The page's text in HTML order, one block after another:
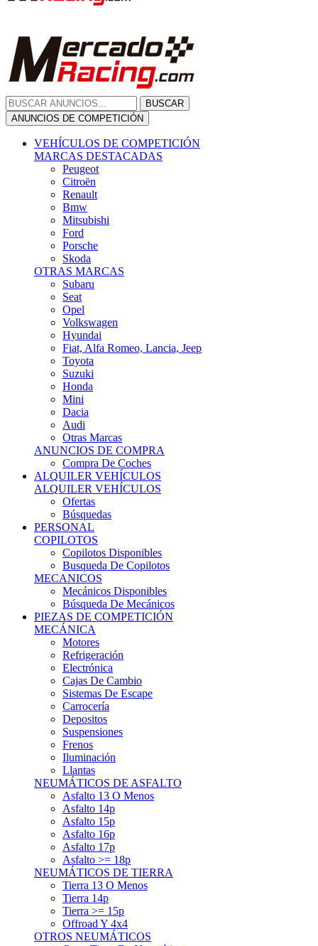
BUSCAR
ANUNCIOS DE COMPETICIÓN
VEHÍCULOS DE COMPETICIÓN
MARCAS DESTACADAS
Peugeot
Citroën
Renault
Bmw
Mitsubishi
Ford
Porsche
Skoda
OTRAS MARCAS
Subaru
Seat
Opel
Volkswagen
Hyundai
Fiat, Alfa Romeo, Lancia, Jeep
Toyota
Suzuki
Honda
Mini
Dacia
Audi
Otras Marcas
ANUNCIOS DE COMPRA
Compra De Coches
ALQUILER VEHÍCULOS
ALQUILER VEHÍCULOS
Ofertas
Búsquedas
PERSONAL
COPILOTOS
Copilotos Disponibles
Busqueda De Copilotos
MECANICOS
Mecánicos Disponibles
Búsqueda De Mecánicos
PIEZAS DE COMPETICIÓN
MECÁNICA
Motores
Refrigeración
Electrónica
Cajas De Cambio
Sistemas De Escape
Carrocería
Depositos
Suspensiones
Frenos
Iluminación
Llantas
NEUMÁTICOS DE ASFALTO
Asfalto 13 O Menos
Asfalto 14p
Asfalto 15p
Asfalto 16p
Asfalto 17p
Asfalto >= 18p
NEUMÁTICOS DE TIERRA
Tierra 13 O Menos
Tierra 14p
Tierra >= 15p
Offroad Y 4x4
OTROS NEUMÁTICOS
Otros Tipos De Neumáticos